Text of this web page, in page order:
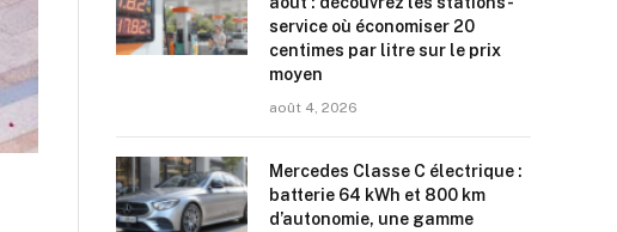
service où économiser 20
centimes par litre sur le prix
moyen
août 4, 2026
Mercedes Classe C électrique :
batterie 64 kWh et 800 km
d’autonomie, une gamme